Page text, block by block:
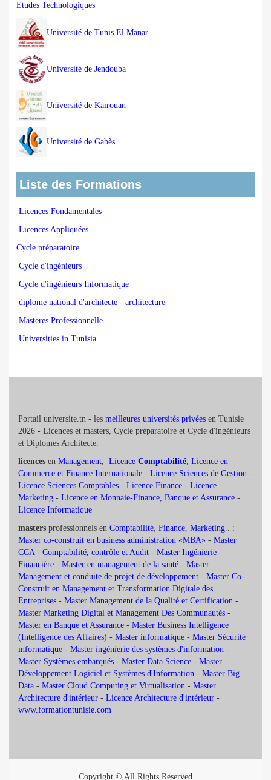
Etudes Technologiques
Université de Tunis El Manar
Université de Jendouba
Université de Kairouan
Université de Gabès
Liste des Formations
Licences Fondamentales
Licences Appliquées
Cycle préparatoire
Cycle d'ingénieurs
Cycle d'ingénieurs Informatique
diplome national d'architecte - architecture
Masteres Professionnelle
Universities in Tunisia
Portail universite.tn - les meilleures universités privées en Tunisie
2026 - Licences et masters, Cycle préparatoire et Cycle d'ingénieurs
et Diplomes Architecte.
licences en Management, Licence Comptabilité, Licence en
Commerce et Finance Internationale - Licence Sciences de Gestion -
Licence Sciences Comptables - Licence Finance - Licence
Marketing - Licence en Monnaie-Finance, Banque et Assurance -
Licence Informatique
masters professionnels en Comptabilité, Finance, Marketing.. :
Master co-construit en business administration «MBA» - Master
CCA - Comptabilité, contrôle et Audit - Master Ingénierie
Financière - Master en management de la santé - Master
Management et conduite de projet de développement - Master Co-
Construit en Management et Transformation Digitale des
Entreprises - Master Management de la Qualité et Certification -
Master Marketing Digital et Management Des Communautés -
Master en Banque et Assurance - Master Business Intelligence
(Intelligence des Affaires) - Master informatique - Master Sécurité
informatique - Master ingénierie des systèmes d'information -
Master Systèmes embarqués - Master Data Science - Master
Développement Logiciel et Systèmes d'Information - Master Big
Data - Master Cloud Computing et Virtualisation - Master
Architecture d'intérieur - Licence Architecture d'intérieur -
www.formationtunisie.com
Copyright © All Rights Reserved